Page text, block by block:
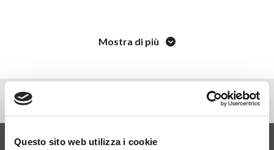
Questo sito web utilizza i cookie
Mostra di più